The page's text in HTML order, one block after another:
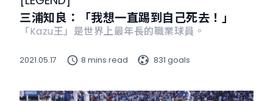
三浦知良：「我想一直踢到自己死去！」
「Kazu王」是世界上最年長的職業球員。
2021.05.17 8 mins read 831 goals